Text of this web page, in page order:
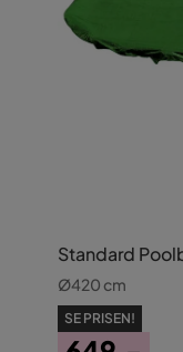
Standard
Ø420 cm
SE PRISEN!